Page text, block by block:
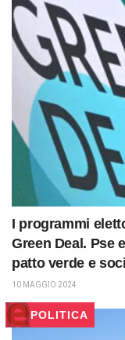
I programmi
Green Deal. Pse
patto verde e
10 MAGGIO 2024
POLITICA